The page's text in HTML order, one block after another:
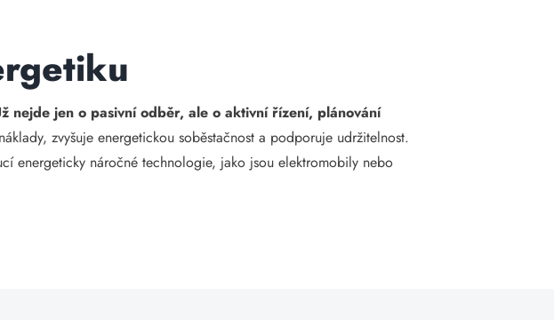
nejde jen o pasivní odběr, ale o aktivní řízení, plánování
zvyšuje energetickou soběstačnost a podporuje udržitelnost.
energeticky náročné technologie, jako jsou elektromobily nebo